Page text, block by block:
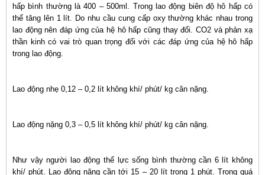
hấp bình thường là 400 – 500ml. Trong lao động biên độ hô hấp có
thể tăng lên 1 lít. Do nhu cầu cung cấp oxy thường khác nhau trong
lao động nên đáp ứng của hệ hô hấp cũng thay đổi. CO2 và phản xạ
thần kinh có vai trò quan trọng đối với các đáp ứng của hệ hô hấp
trong lao động.
Lao động nhẹ 0,12 – 0,2 lít không khí/ phút/ kg cân nặng.
Lao động nặng 0,3 – 0,5 lít không khí/ phút/ kg cân nặng.
Như vậy người lao động thể lực sống bình thường cần 6 lít không
khí/ phút. Lao động nặng cần tới 15 – 20 lít trong 1 phút. Trong quá